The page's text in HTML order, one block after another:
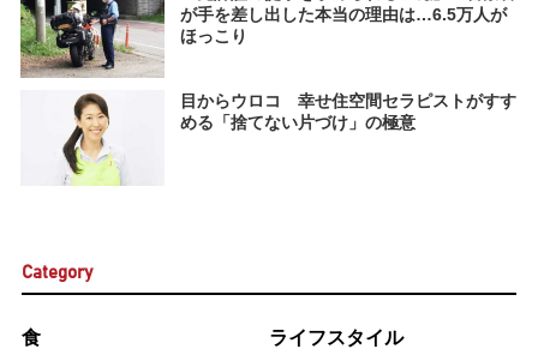
が手を差し出した本当の理由は…6.5万人が
ほっこり
目からウロコ 幸せ住空間セラピストがすす
める「捨てない片づけ」の極意
Category
食 ライフスタイル